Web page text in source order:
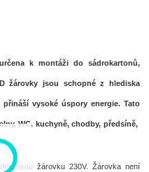
k montáži do sádrokartonů,
žárovky jsou schopné z hlediska
vysoké úspory energie. Tato
WC, kuchyně, chodby, předsíně,
žárovku 230V. Žárovka není